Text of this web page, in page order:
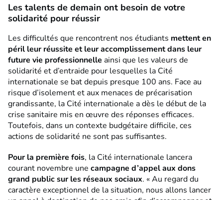
Les talents de demain ont besoin de votre
solidarité pour réussir
Les difficultés que rencontrent nos étudiants mettent en
péril leur réussite et leur accomplissement dans leur
future vie professionnelle ainsi que les valeurs de
solidarité et d’entraide pour lesquelles la Cité
internationale se bat depuis presque 100 ans. Face au
risque d’isolement et aux menaces de précarisation
grandissante, la Cité internationale a dès le début de la
crise sanitaire mis en œuvre des réponses efficaces.
Toutefois, dans un contexte budgétaire difficile, ces
actions de solidarité ne sont pas suffisantes.
Pour la première fois, la Cité internationale lancera
courant novembre une campagne d’appel aux dons
grand public sur les réseaux sociaux. « Au regard du
caractère exceptionnel de la situation, nous allons lancer